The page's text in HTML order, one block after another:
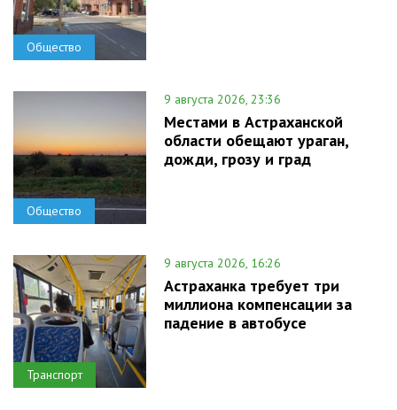
Общество
Общество
9 августа 2026, 23:36
Местами в Астраханской
области обещают ураган,
дожди, грозу и град
Транспорт
9 августа 2026, 16:26
Астраханка требует три
миллиона компенсации за
падение в автобусе